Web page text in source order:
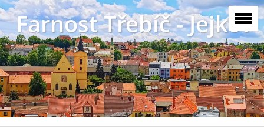
Farnost Třebíč - Jejkov